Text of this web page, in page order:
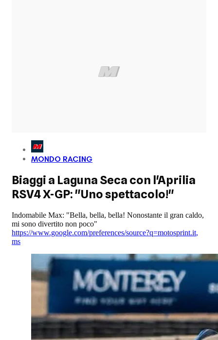
MONDO RACING
Biaggi a Laguna Seca con l'Aprilia
RSV4 X-GP: "Uno spettacolo!"
Indomabile Max: "Bella, bella, bella! Nonostante il gran caldo,
mi sono divertito non poco"
https://www.google.com/preferences/source?q=motosprint.it,
ms